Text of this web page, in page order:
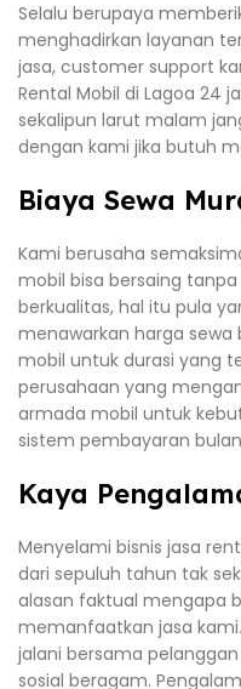
Selalu berupaya
menghadirkan layanan
jasa, customer support
Rental Mobil di Lagoa 24
sekalipun larut malam
dengan kami jika butuh
Biaya Sewa
Kami berusaha
mobil bisa bersaing
berkualitas, hal itu pula
menawarkan harga
mobil untuk durasi yang
perusahaan yang
armada mobil untuk
sistem pembayaran
Kaya
Menyelami bisnis jasa
dari sepuluh tahun tak
alasan faktual mengapa
memanfaatkan jasa
jalani bersama
sosial beragam.